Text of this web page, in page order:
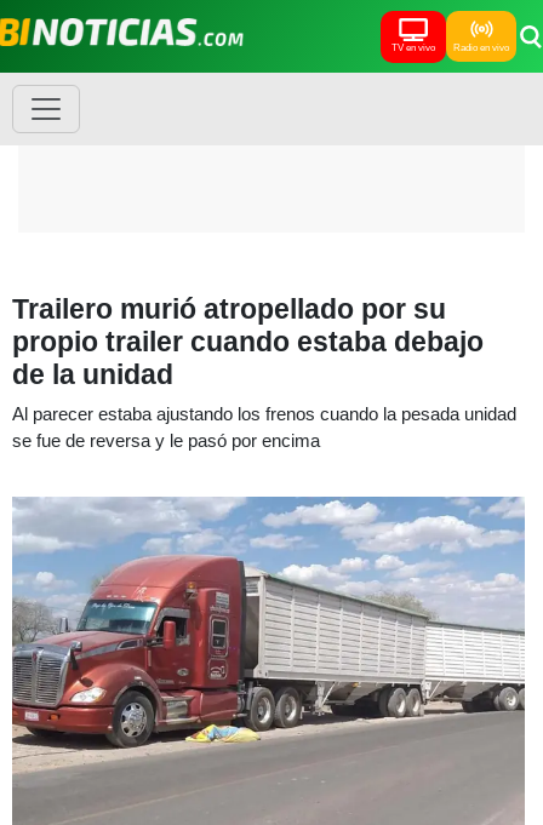
TV en vivo Radio en vivo
Trailero murió atropellado por su
propio trailer cuando estaba debajo
de la unidad
Al parecer estaba ajustando los frenos cuando la pesada unidad
se fue de reversa y le pasó por encima